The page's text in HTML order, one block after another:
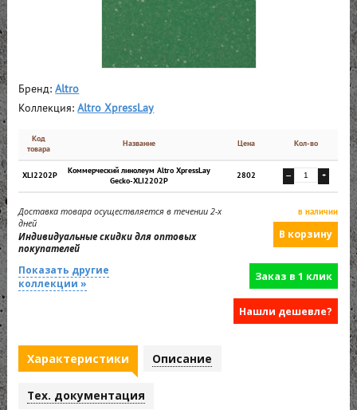
Бренд:Altro
Коллекция:Altro XpressLay
Код
товара
Название Цена Кол-во
XLI2202P
Коммерческий линолеум Altro XpressLay
Gecko-XLI2202P
2802 — +
Доставка товара осуществляется в течении 2-х
дней
Индивидуальные скидки для оптовых
покупателей
в наличии
Показать другие
коллекции »
Заказ в 1 клик
Нашли дешевле?
Характеристики Описание
Тех. документация